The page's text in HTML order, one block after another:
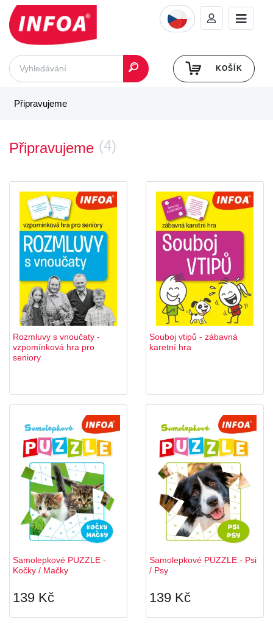
KOŠÍK
Připravujeme
Připravujeme (4)
Rozmluvy s vnoučaty -
vzpomínková hra pro
seniory
Souboj vtipů - zábavná
karetní hra
Samolepkové PUZZLE -
Kočky / Mačky
139 Kč
Samolepkové PUZZLE - Psi
/ Psy
139 Kč